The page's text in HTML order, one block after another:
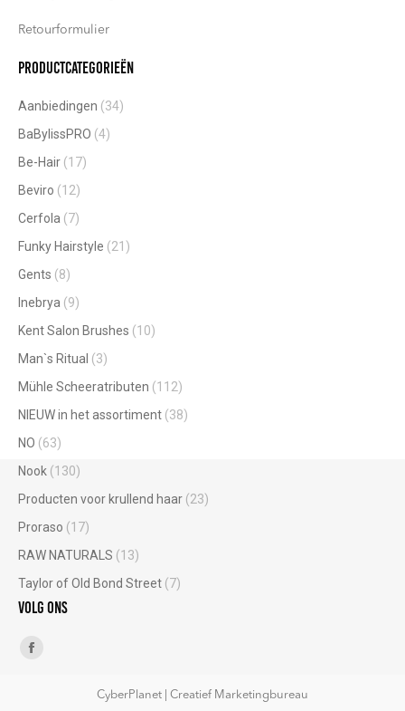
Retourformulier
Productcategorieën
Aanbiedingen (34)
BaBylissPRO (4)
Be-Hair (17)
Beviro (12)
Cerfola (7)
Funky Hairstyle (21)
Gents (8)
Inebrya (9)
Kent Salon Brushes (10)
Man`s Ritual (3)
Mühle Scheeratributen (112)
NIEUW in het assortiment (38)
NO (63)
Nook (130)
Producten voor krullend haar (23)
Proraso (17)
RAW NATURALS (13)
Taylor of Old Bond Street (7)
Volg ons
Vind ons op:
Facebook
CyberPlanet | Creatief Marketingbureau